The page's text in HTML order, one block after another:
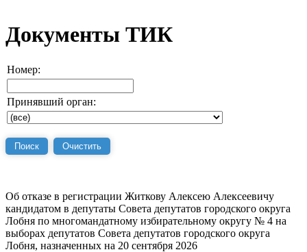
Документы ТИК
Номер:
Принявший орган:
Об отказе в регистрации Житкову Алексею Алексеевичу
кандидатом в депутаты Совета депутатов городского округа
Лобня по многомандатному избирательному округу № 4 на
выборах депутатов Совета депутатов городского округа
Лобня, назначенных на 20 сентября 2026